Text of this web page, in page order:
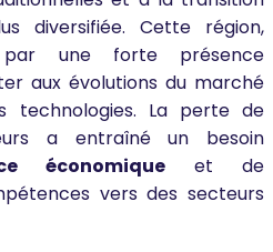
diversifiée. Cette région,
par une forte présence
aux évolutions du marché
technologies. La perte de
a entraîné un besoin
économique et de
vers des secteurs